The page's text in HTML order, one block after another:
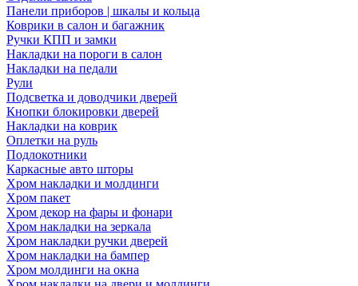
Панели приборов | шкалы и кольца
Коврики в салон и багажник
Ручки КПП и замки
Накладки на пороги в салон
Накладки на педали
Рули
Подсветка и доводчики дверей
Кнопки блокировки дверей
Накладки на коврик
Оплетки на руль
Подлокотники
Каркасные авто шторы
Хром накладки и молдинги
Хром пакет
Хром декор на фары и фонари
Хром накладки на зеркала
Хром накладки ручки дверей
Хром накладки на бампер
Хром молдинги на окна